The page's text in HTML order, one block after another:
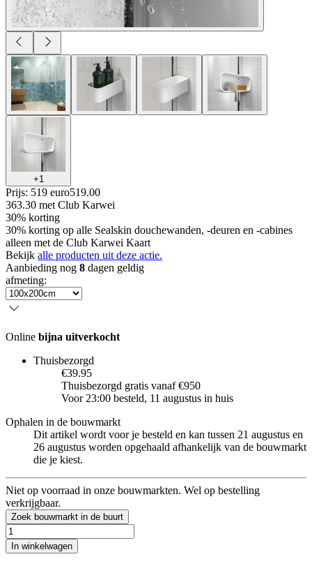
+1
Prijs: 519 euro519.00
363.30 met Club Karwei
30% korting
30% korting op alle Sealskin douchewanden, -deuren en -cabines
alleen met de Club Karwei Kaart
Bekijk alle producten uit deze actie.
Aanbieding nog 8 dagen geldig
afmeting:
Online bijna uitverkocht
Thuisbezorgd
€39.95
Thuisbezorgd gratis vanaf €950
Voor 23:00 besteld, 11 augustus in huis
Ophalen in de bouwmarkt
Dit artikel wordt voor je besteld en kan tussen 21 augustus en
26 augustus worden opgehaald afhankelijk van de bouwmarkt
die je kiest.
Niet op voorraad in onze bouwmarkten. Wel op bestelling
verkrijgbaar.
Zoek bouwmarkt in de buurt
In winkelwagen